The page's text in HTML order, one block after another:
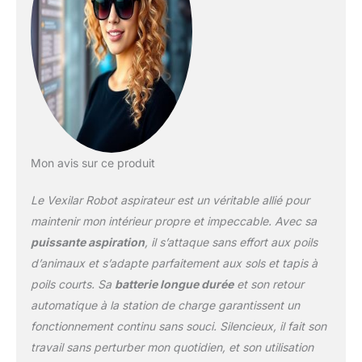
plus sensibles qui
peuvent observer
efficacement
l'environnement et
traverser les obstacles
d'une hauteur inférieure
à 15 mm. Lorsque vous
ramassant facilement les
cachées dans le tapis. Il
peut également éviter les
obstacles, les collisions
ou les chutes de hauteur
Programme de nettoyage
: ce robot aspirateur
nettoie efficacement les
poils, la poussière et les
Mon avis sur ce produit
Le Vexilar Robot aspirateur est un véritable allié pour
maintenir mon intérieur propre et impeccable. Avec sa
puissante aspiration, il s’attaque sans effort aux poils
d’animaux et s’adapte parfaitement aux sols et tapis à
poils courts. Sa batterie longue duréeet son retour
automatique à la station de charge garantissent un
fonctionnement continu sans souci. Silencieux, il fait son
travail sans perturber mon quotidien, et son utilisation